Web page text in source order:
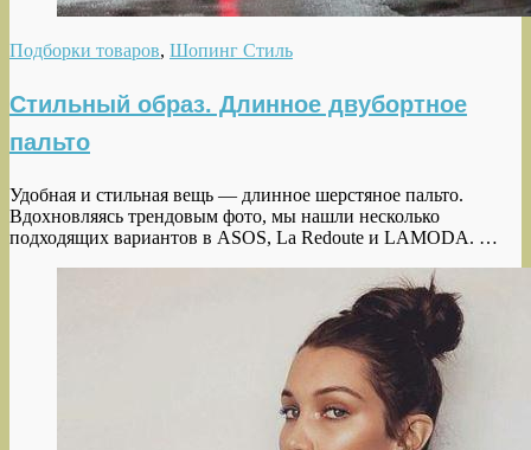
Подборки товаров, Шопинг Стиль
Стильный образ. Длинное двубортное
пальто
Удобная и стильная вещь — длинное шерстяное пальто.
Вдохновляясь трендовым фото, мы нашли несколько
подходящих вариантов в ASOS, La Redoute и LAMODA. …